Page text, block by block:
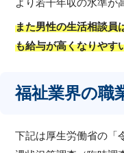
より若干年収の水準が
また男性の生活相談員
も給与が高くなりやす
福祉業界の職
下記は厚生労働省の「